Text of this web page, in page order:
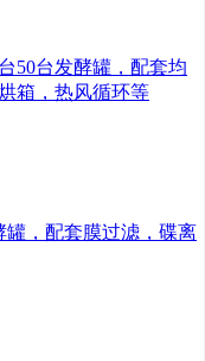
50台发酵罐，配套均
箱，热风循环等
罐，配套膜过滤，碟离